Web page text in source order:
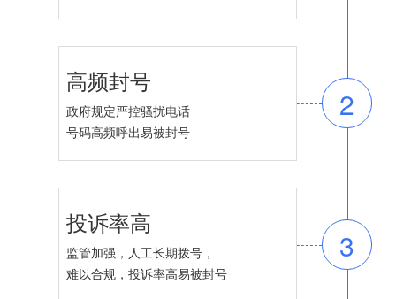
高频封号
政府规定严控骚扰电话
号码高频呼出易被封号
2
投诉率高
监管加强，人工长期拨号，
难以合规，投诉率高易被封号
3